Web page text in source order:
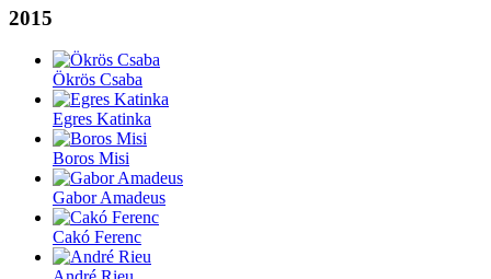
2015
Ökrös Csaba
Egres Katinka
Boros Misi
Gabor Amadeus
Cakó Ferenc